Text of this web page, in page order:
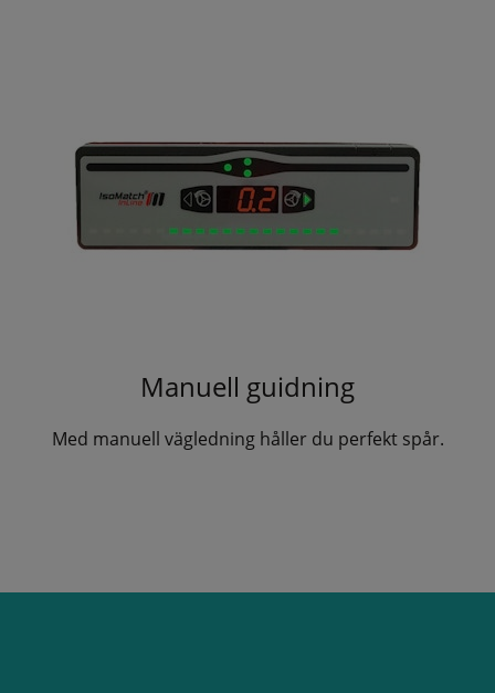
Manuell guidning
Med manuell vägledning håller du perfekt spår.